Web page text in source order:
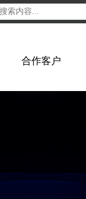
合作客户